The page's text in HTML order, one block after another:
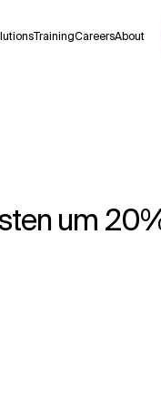
TrainingCareersAbout
um